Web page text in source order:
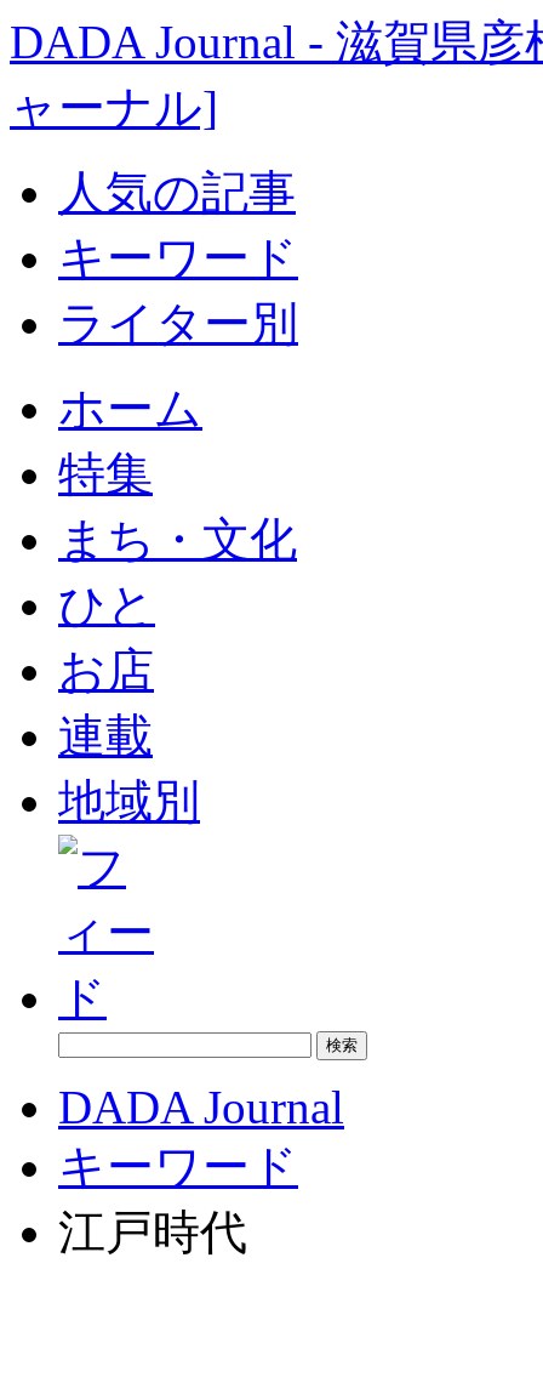
DADA Journal - 滋賀県
ャーナル]
人気の記事
キーワード
ライター別
ホーム
特集
まち・文化
ひと
お店
連載
地域別
DADA Journal
キーワード
江戸時代